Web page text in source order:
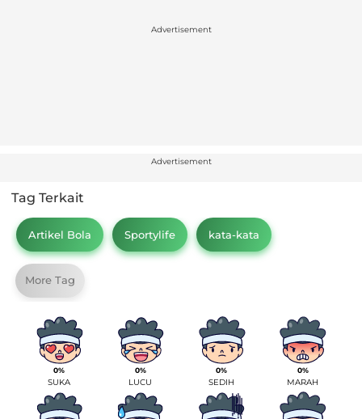
Advertisement
Advertisement
Tag Terkait
Artikel Bola Sportylife kata-kata
More Tag
0%
SUKA
0%
LUCU
0%
SEDIH
0%
MARAH